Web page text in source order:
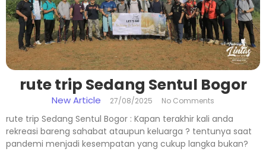
rute trip Sedang Sentul Bogor
New Article 27/08/2025 No Comments
rute trip Sedang Sentul Bogor : Kapan terakhir kali anda
rekreasi bareng sahabat ataupun keluarga ? tentunya saat
pandemi menjadi kesempatan yang cukup langka bukan?